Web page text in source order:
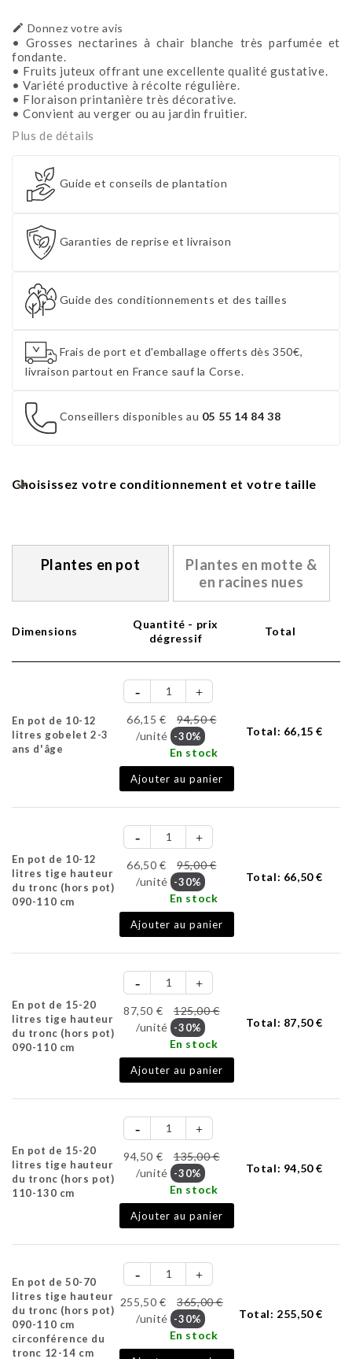
 Donnez votre avis
• Grosses nectarines à chair blanche très parfumée et
fondante.
• Fruits juteux offrant une excellente qualité gustative.
• Variété productive à récolte régulière.
• Floraison printanière très décorative.
• Convient au verger ou au jardin fruitier.
Plus de détails
Guide et conseils de plantation
Garanties de reprise et livraison
Guide des conditionnements et des tailles
Frais de port et d'emballage offerts dès 350€,
livraison partout en France sauf la Corse.
Conseillers disponibles au 05 55 14 84 38
Choisissez votre conditionnement et votre taille
Plantes en pot
Plantes en motte &
en racines nues
Dimensions
Quantité - prix
dégressif
Total
En pot de 10-12
litres gobelet 2-3
ans d'âge
66,15 €
94,50 €
/unité -30%
En stock
Ajouter au panier
Total: 66,15 €
En pot de 10-12
litres tige hauteur
du tronc (hors pot)
090-110 cm
66,50 €
95,00 €
/unité -30%
En stock
Ajouter au panier
Total: 66,50 €
En pot de 15-20
litres tige hauteur
du tronc (hors pot)
090-110 cm
87,50 €
125,00 €
/unité -30%
En stock
Ajouter au panier
Total: 87,50 €
En pot de 15-20
litres tige hauteur
du tronc (hors pot)
110-130 cm
94,50 €
135,00 €
/unité -30%
En stock
Ajouter au panier
Total: 94,50 €
En pot de 50-70
litres tige hauteur
du tronc (hors pot)
090-110 cm
circonférence du
tronc 12-14 cm
255,50 €
365,00 €
/unité -30%
En stock
Total: 255,50 €